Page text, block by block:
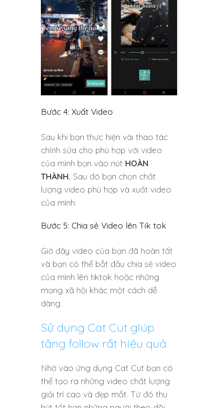
Bước 4: Xuất Video
Sau khi bạn thực hiện vài thao tác
chỉnh sửa cho phù hợp với video
của mình bạn vào nút HOÀN
THÀNH. Sau đó bạn chọn chất
lượng video phù hợp và xuất video
của mình.
Bước 5: Chia sẻ Video lên Tik tok
Giờ đây video của bạn đã hoàn tất
và bạn có thể bắt đầu chia sẻ video
của mình lên tiktok hoặc những
mạng xã hội khác một cách dễ
dàng.
Sử dụng Cat Cut giúp
tăng follow rất hiệu quả
Nhờ vào ứng dụng Cat Cut bạn có
thể tạo ra những video chất lượng
giải trí cao và đẹp mắt. Từ đó thu